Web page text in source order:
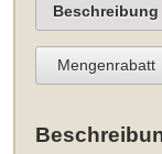
Beschreibung
Mengenrabatt